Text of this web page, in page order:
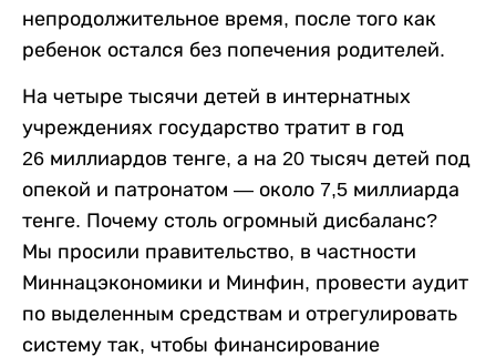
непродолжительное время, после того как
ребенок остался без попечения родителей.
На четыре тысячи детей в интернатных
учреждениях государство тратит в год
26 миллиардов тенге, а на 20 тысяч детей под
опекой и патронатом — около 7,5 миллиарда
тенге. Почему столь огромный дисбаланс?
Мы просили правительство, в частности
Миннацэкономики и Минфин, провести аудит
по выделенным средствам и отрегулировать
систему так, чтобы финансирование